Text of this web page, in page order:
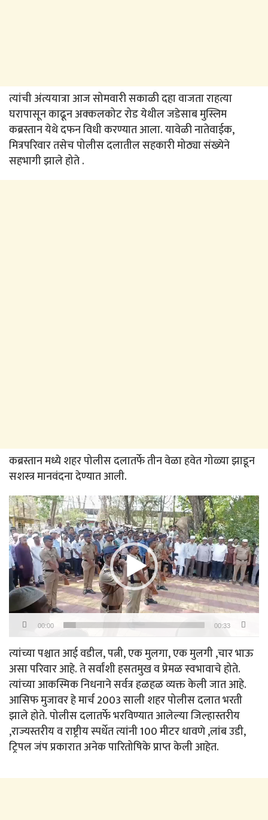
त्यांची अंत्ययात्रा आज सोमवारी सकाळी दहा वाजता राहत्या
घरापासून काढून अक्कलकोट रोड येथील जडेसाब मुस्लिम
कब्रस्तान येथे दफन विधी करण्यात आला. यावेळी नातेवाईक,
मित्रपरिवार तसेच पोलीस दलातील सहकारी मोठ्या संख्येने
सहभागी झाले होते .
कब्रस्तान मध्ये शहर पोलीस दलातर्फे तीन वेळा हवेत गोळ्या झाडून
सशस्त्र मानवंदना देण्यात आली.
Video
Player
00:00 00:33
त्यांच्या पश्चात आई वडील, पत्नी, एक मुलगा, एक मुलगी ,चार भाऊ
असा परिवार आहे. ते सर्वांशी हसतमुख व प्रेमळ स्वभावाचे होते.
त्यांच्या आकस्मिक निधनाने सर्वत्र हळहळ व्यक्त केली जात आहे.
आसिफ मुजावर हे मार्च 2003 साली शहर पोलीस दलात भरती
झाले होते. पोलीस दलातर्फे भरविण्यात आलेल्या जिल्हास्तरीय
,राज्यस्तरीय व राष्ट्रीय स्पर्धेत त्यांनी 100 मीटर धावणे ,लांब उडी,
ट्रिपल जंप प्रकारात अनेक पारितोषिके प्राप्त केली आहेत.